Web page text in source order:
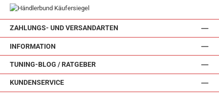
ZAHLUNGS- UND VERSANDARTEN
INFORMATION
TUNING-BLOG / RATGEBER
KUNDENSERVICE